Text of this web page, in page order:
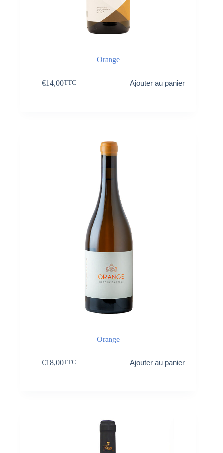
Orange
€14,00TTC Ajouter au panier
Orange
€18,00TTC Ajouter au panier